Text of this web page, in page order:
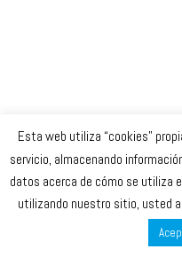
Celta
secretaria
Esta web utiliza “cookies”
servicio, almacenando
datos acerca de cómo se utiliza
utilizando nuestro sitio, usted